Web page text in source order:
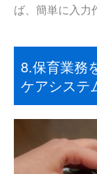
ば、簡単に入力
8.保育業務
ケアシステ